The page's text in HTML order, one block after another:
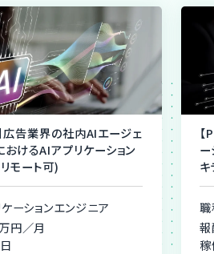
告業界の社内AIエージェ
けるAIアプリケーション
モート可)
ーションエンジニア
万円／月
職
報